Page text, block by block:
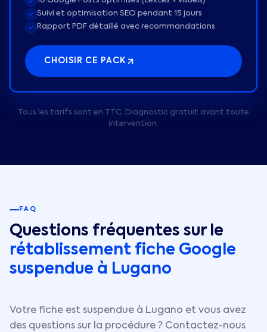
Suivi et optimisation SEO pendant 15 jours
Rapport PDF détaillé avec recommandations
CHOISIR CE PACK
Tous les tarifs sont en TTC. Diagnostic gratuit avant toute
intervention.
FAQ
Questions fréquentes sur le
rétablissement fiche Google
suspendue à Lugano
Votre fiche est suspendue à Lugano et vous avez
des questions sur la procédure ? Contactez-nous